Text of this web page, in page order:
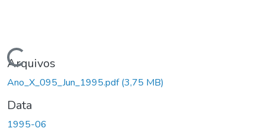
Carregando...
Arquivos
Ano_X_095_Jun_1995.pdf(3,75 MB)
Data
1995-06